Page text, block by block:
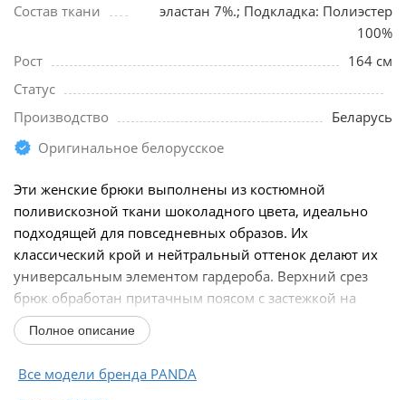
Состав ткани
эластан 7%.; Подкладка: Полиэстер
100%
Рост
164 см
Статус
Производство
Беларусь
Оригинальное белорусское
Эти женские брюки выполнены из костюмной
поливискозной ткани шоколадного цвета, идеально
подходящей для повседневных образов. Их
классический крой и нейтральный оттенок делают их
универсальным элементом гардероба. Верхний срез
брюк обработан притачным поясом с застежкой на
крючок и...
Полное описание
Все модели бренда PANDA